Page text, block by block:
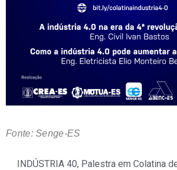
Fonte: Senge-ES
INDÚSTRIA 40, Palestra em Colatina